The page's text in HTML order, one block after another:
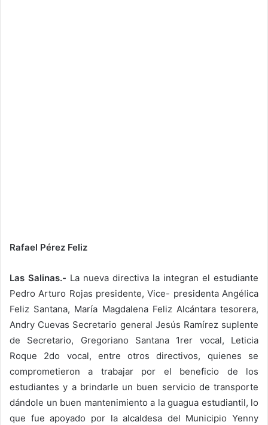
Rafael Pérez Feliz
Las Salinas.- La nueva directiva la integran el estudiante
Pedro Arturo Rojas presidente, Vice- presidenta Angélica
Feliz Santana, María Magdalena Feliz Alcántara tesorera,
Andry Cuevas Secretario general Jesús Ramírez suplente
de Secretario, Gregoriano Santana 1rer vocal, Leticia
Roque 2do vocal, entre otros directivos, quienes se
comprometieron a trabajar por el beneficio de los
estudiantes y a brindarle un buen servicio de transporte
dándole un buen mantenimiento a la guagua estudiantil, lo
que fue apoyado por la alcaldesa del Municipio Yenny